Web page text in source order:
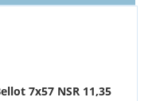
7x57 NSR 11,35